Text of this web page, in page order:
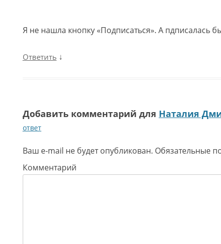
Я не нашла кнопку «Подписаться». А пдписалась
Ответить ↓
Добавить комментарий для Наталия
ответ
Ваш e-mail не будет опубликован. Обязательные
Комментарий